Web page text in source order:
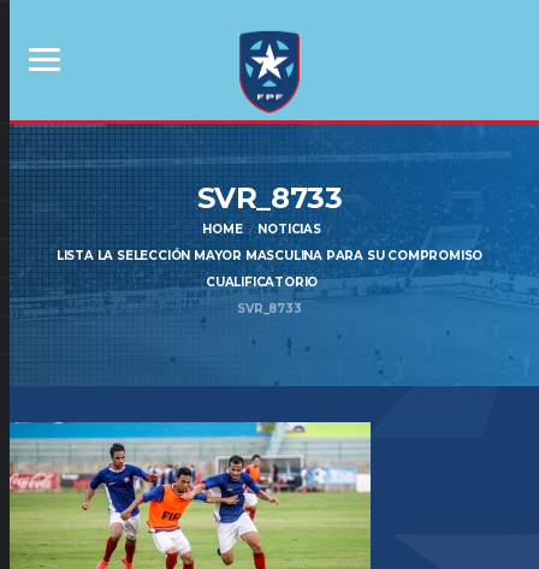
SVR_8733
HOME
NOTICIAS
LISTA LA SELECCIÓN MAYOR MASCULINA PARA SU COMPROMISO
CUALIFICATORIO
SVR_8733